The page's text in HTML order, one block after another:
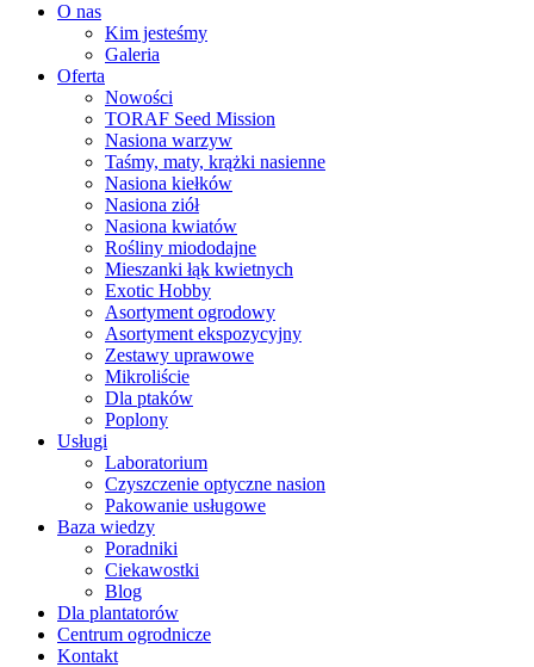
O nas
Kim jesteśmy
Galeria
Oferta
Nowości
TORAF Seed Mission
Nasiona warzyw
Taśmy, maty, krążki nasienne
Nasiona kiełków
Nasiona ziół
Nasiona kwiatów
Rośliny miododajne
Mieszanki łąk kwietnych
Exotic Hobby
Asortyment ogrodowy
Asortyment ekspozycyjny
Zestawy uprawowe
Mikroliście
Dla ptaków
Poplony
Usługi
Laboratorium
Czyszczenie optyczne nasion
Pakowanie usługowe
Baza wiedzy
Poradniki
Ciekawostki
Blog
Dla plantatorów
Centrum ogrodnicze
Kontakt